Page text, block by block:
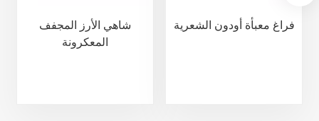
شاهي الأرز المجفف
المعكرونة
فراغ معبأة أودون الشعرية